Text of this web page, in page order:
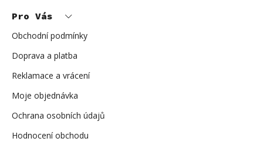
Pro Vás
Obchodní podmínky
Doprava a platba
Reklamace a vrácení
Moje objednávka
Ochrana osobních údajů
Hodnocení obchodu